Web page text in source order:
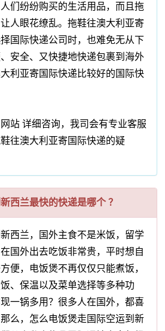
们纷纷购买的生活用品，而且拖
人眼花缭乱。拖鞋往澳大利亚寄
国际快递公司时，也难免无从下
安全、又快捷地快递包裹到海外
利亚寄国际快递比较好的国际快
站 详细咨询，我司会有专业客服
往澳大利亚寄国际快递的疑
西兰最快的快递是哪个 ？
西兰，国外主食不是米饭，留学
国外出去吃饭非常贵，平时想自
便，电饭煲不再仅仅只能煮饭，
、保温以及菜单选择等多种功
一锅多用？很多人在国外，都喜
么，怎么电饭煲走国际空运到新